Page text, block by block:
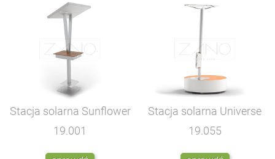
Stacja solarna Sunflower
19.001
Stacja solarna Universe
19.055